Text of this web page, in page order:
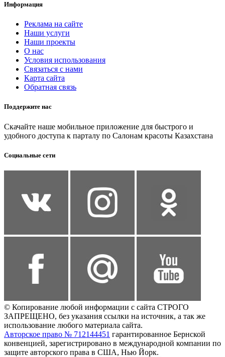
Информация
Реклама на сайте
Наши услуги
Наши проекты
О нас
Условия использования
Связаться с нами
Карта сайта
Обратная связь
Поддержите нас
Скачайте наше мобильное приложение для быстрого и
удобного доступа к парталу по Салонам красоты Казахстана
Социальные сети
© Копирование любой информации с сайта СТРОГО
ЗАПРЕЩЕНО, без указания ссылки на источник, а так же
использование любого материала сайта.
Авторское право № 712144451 гарантированное Бернской
конвенцией, зарегистрировано в международной компании по
защите авторского права в США, Нью Йорк.